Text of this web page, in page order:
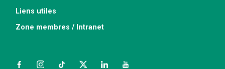
Liens utiles
Zone membres / Intranet
FacebookInstagramTikTokTwitterLinkedInYouTube